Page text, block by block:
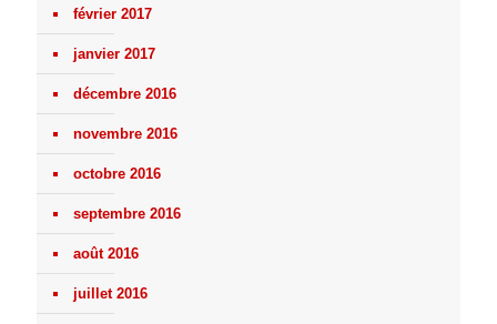
février 2017
janvier 2017
décembre 2016
novembre 2016
octobre 2016
septembre 2016
août 2016
juillet 2016